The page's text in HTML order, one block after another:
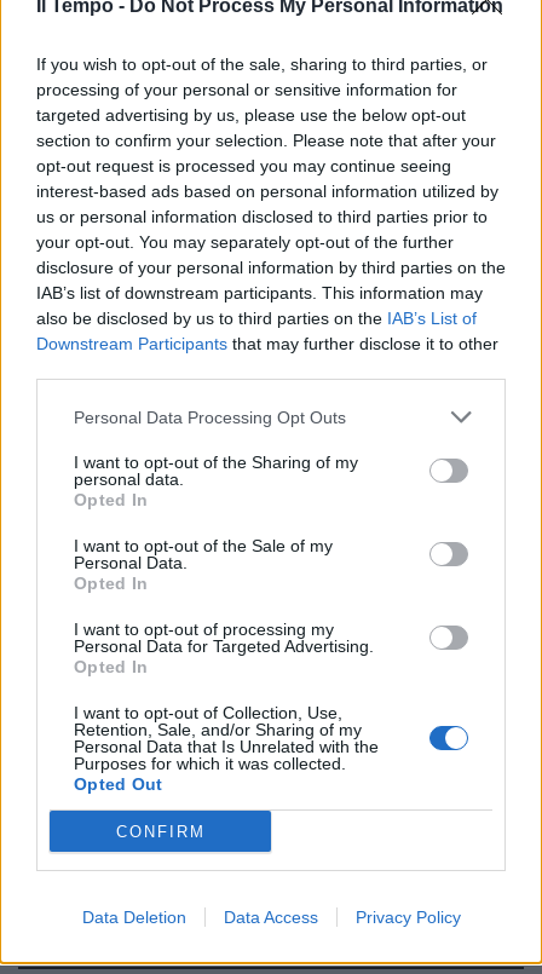
Il Tempo - Do Not Process My Personal Information
If you wish to opt-out of the sale, sharing to third parties, or
processing of your personal or sensitive information for
targeted advertising by us, please use the below opt-out
section to confirm your selection. Please note that after your
opt-out request is processed you may continue seeing
interest-based ads based on personal information utilized by
us or personal information disclosed to third parties prior to
your opt-out. You may separately opt-out of the further
disclosure of your personal information by third parties on the
IAB’s list of downstream participants. This information may
also be disclosed by us to third parties on the IAB’s List of
Downstream Participants that may further disclose it to other
Personal Data Processing Opt Outs
I want to opt-out of the Sharing of my
personal data.
Opted In
I want to opt-out of the Sale of my
Personal Data.
Opted In
I want to opt-out of processing my
Personal Data for Targeted Advertising.
Opted In
I want to opt-out of Collection, Use,
Retention, Sale, and/or Sharing of my
Personal Data that Is Unrelated with the
Purposes for which it was collected.
Opted Out
CONFIRM
Data Deletion Data Access Privacy Policy
01/09/2021
GRILLINI ADDIO
Non c'è più trasparenza, la
Trenta sbatte la porta e lascia il
M5s
02/06/2021
DOPO IL CASO TRENTA
Inchiesta sulle case della Difesa:
3.600 occupate senza diritto
Elisabetta Trenta, dopo la casa
bufera sul cane. Meloni:
24/11/2019
IMBARAZZO M5S
Quanto pagava davvero la
sulla grillina
24/11/2019
L'ALLOGGIO DA MINISTRO
La Procura militare indaga sulla
24/11/2019